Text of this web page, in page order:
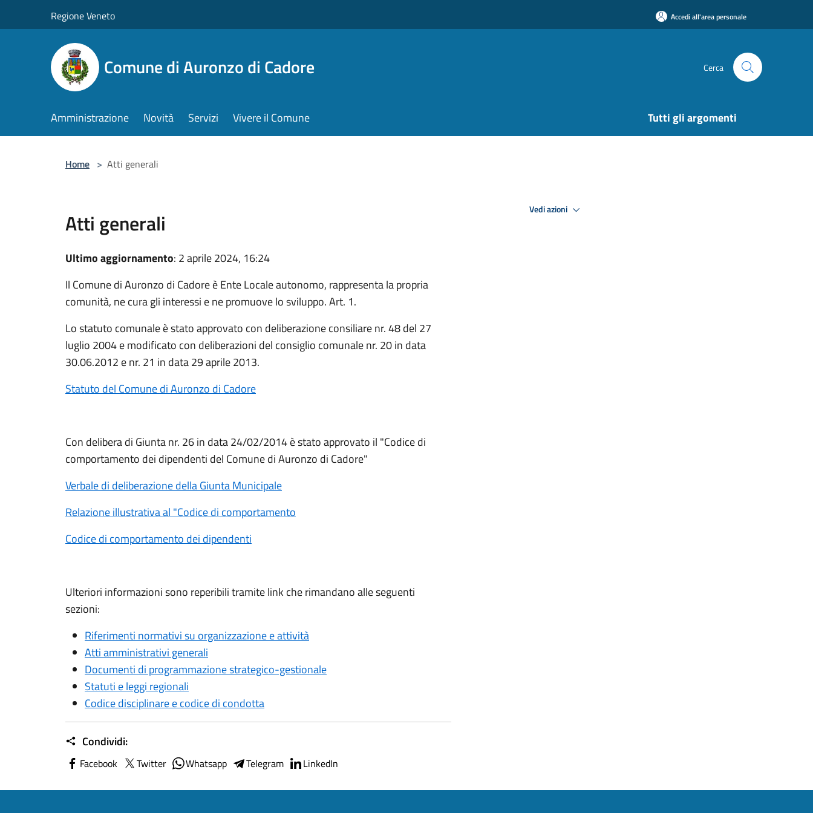
Regione Veneto Accedi all'area personale
Comune di Auronzo di Cadore Cerca
Amministrazione Novità Servizi Vivere il Comune Tutti gli argomenti
Home > Atti generali
Atti generali
Ultimo aggiornamento: 2 aprile 2024, 16:24
Il Comune di Auronzo di Cadore è Ente Locale autonomo, rappresenta la propria
comunità, ne cura gli interessi e ne promuove lo sviluppo. Art. 1.
Lo statuto comunale è stato approvato con deliberazione consiliare nr. 48 del 27
luglio 2004 e modificato con deliberazioni del consiglio comunale nr. 20 in data
30.06.2012 e nr. 21 in data 29 aprile 2013.
Statuto del Comune di Auronzo di Cadore
Con delibera di Giunta nr. 26 in data 24/02/2014 è stato approvato il "Codice di
comportamento dei dipendenti del Comune di Auronzo di Cadore"
Verbale di deliberazione della Giunta Municipale
Relazione illustrativa al "Codice di comportamento
Codice di comportamento dei dipendenti
Ulteriori informazioni sono reperibili tramite link che rimandano alle seguenti
sezioni:
Riferimenti normativi su organizzazione e attività
Atti amministrativi generali
Documenti di programmazione strategico-gestionale
Statuti e leggi regionali
Codice disciplinare e codice di condotta
Condividi:
Facebook Twitter Whatsapp Telegram LinkedIn
Vedi azioni